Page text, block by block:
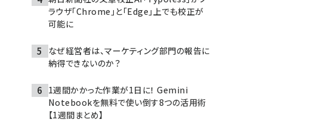
ラウザ「Chrome」と「Edge」上でも校正が
可能に
なぜ経営者は、マーケティング部門の報告に
納得できないのか？
1週間かかった作業が1日に！ Gemini
Notebookを無料で使い倒す8つの活用術
【1週間まとめ】